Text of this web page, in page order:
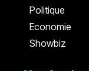
Politique
Economie
Showbiz